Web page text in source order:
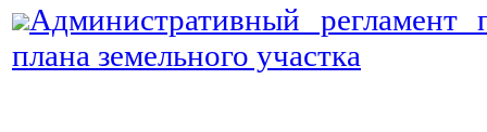
Административный регламент
плана земельного участка